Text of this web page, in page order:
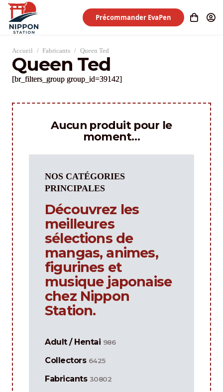
Précommander EvaPen
Accueil / Fabricants / Queen Ted
Queen Ted
[br_filters_group group_id=39142]
Aucun produit pour le
moment…
NOS CATÉGORIES
PRINCIPALES
Découvrez les
meilleures
sélections de
mangas, animes,
figurines et
musique japonaise
chez Nippon
Station.
Adult / Hentai 986
Collectors 6425
Fabricants 30802